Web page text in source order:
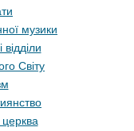
музики
відділи
Світу